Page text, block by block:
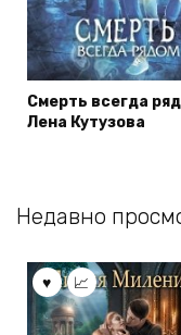
Смерть всегда
Лена Кутузова
Недавно